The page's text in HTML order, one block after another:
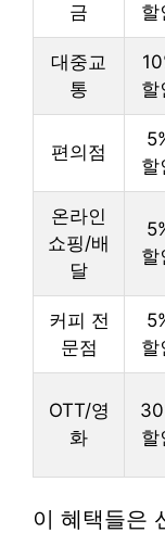
금
할
대중교
통
할
편의점
할
온라인
쇼핑/배
달
할
커피 전
문점
할
OTT/영
화
할
이 혜택들은